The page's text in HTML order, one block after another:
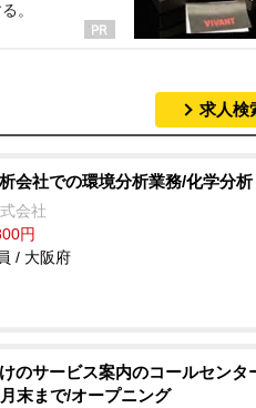
。
求人検
会社での環境分析業務/化学分析
会社
円
/ 大阪府
のサービス案内のコールセンタ
末まで/オープニング